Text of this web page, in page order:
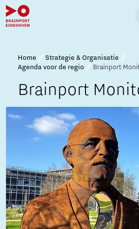
Home
Strategie & Organisatie
Agenda voor de regio
Brainport
Brainport